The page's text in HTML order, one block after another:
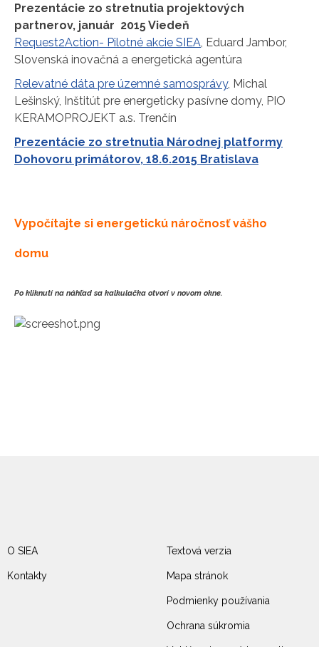
Prezentácie zo stretnutia projektových
partnerov, január 2015 Viedeň
Request2Action- Pilotné akcie SIEA, Eduard Jambor,
Slovenská inovačná a energetická agentúra
Relevatné dáta pre územné samosprávy, Michal
Lešinský, Inštitút pre energeticky pasívne domy, PIO
KERAMOPROJEKT a.s. Trenčín
Prezentácie zo stretnutia Národnej platformy
Dohovoru primátorov, 18.6.2015 Bratislava
Vypočítajte si energetickú náročnosť vášho
domu
Po kliknutí na náhľad sa kalkulačka otvorí v novom okne.
O SIEA
Kontakty
Textová verzia
Mapa stránok
Podmienky používania
Ochrana súkromia